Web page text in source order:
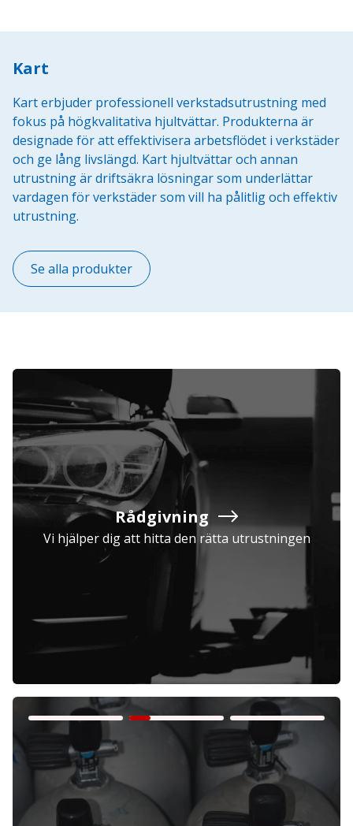
Företag
Kart
Kart erbjuder professionell verkstadsutrustning med
fokus på högkvalitativa hjultvättar. Produkterna är
designade för att effektivisera arbetsflödet i verkstäder
och ge lång livslängd. Kart hjultvättar och annan
utrustning är driftsäkra lösningar som underlättar
vardagen för verkstäder som vill ha pålitlig och effektiv
utrustning.
Se alla produkter
Rådgivning
Vi hjälper dig att hitta den rätta utrustningen